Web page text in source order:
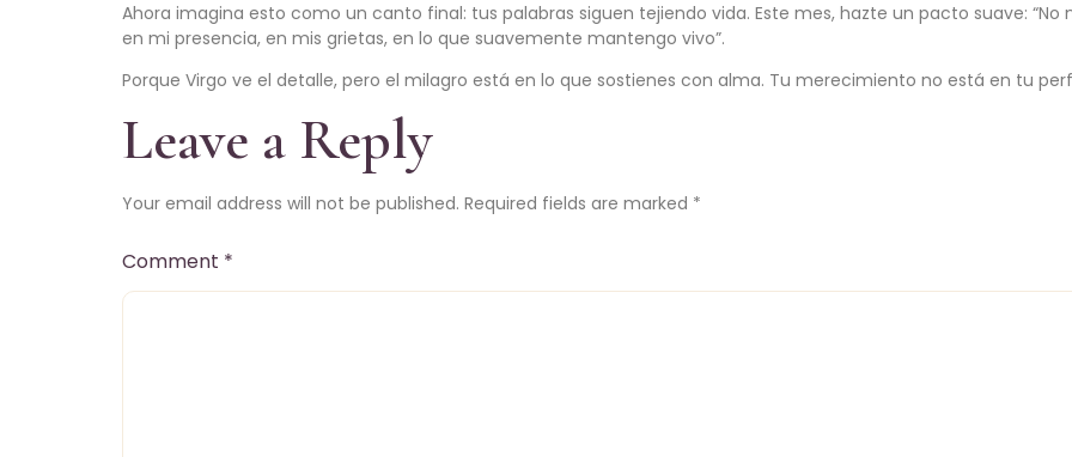
Ahora imagina esto como un canto final: tus palabras siguen tejiendo vida. Este mes, hazte un pacto suave:
en mi presencia, en mis grietas, en lo que suavemente mantengo vivo”.
Porque Virgo ve el detalle, pero el milagro está en lo que sostienes con alma. Tu merecimiento no está en tu
Leave a Reply
Your email address will not be published. Required fields are marked *
Comment *